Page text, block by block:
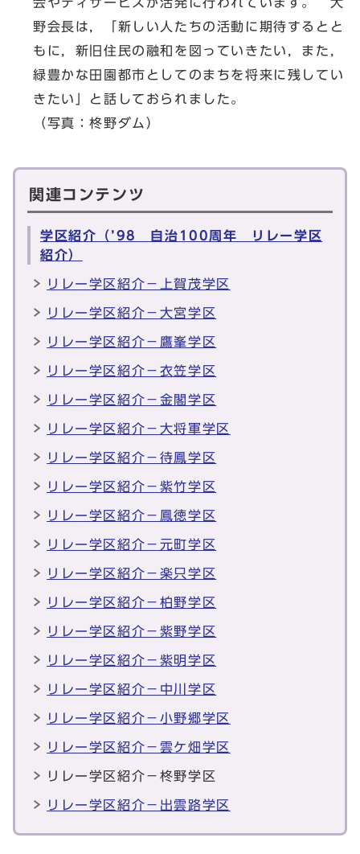
野会長は，「新しい人たちの活動に期待するとと
もに，新旧住民の融和を図っていきたい，また，
緑豊かな田園都市としてのまちを将来に残してい
きたい」と話しておられました。
（写真：柊野ダム）
関連コンテンツ
学区紹介（’98 自治100周年 リレー学区
紹介）
リレー学区紹介－上賀茂学区
リレー学区紹介－大宮学区
リレー学区紹介－鷹峯学区
リレー学区紹介－衣笠学区
リレー学区紹介－金閣学区
リレー学区紹介－大将軍学区
リレー学区紹介－待鳳学区
リレー学区紹介－紫竹学区
リレー学区紹介－鳳徳学区
リレー学区紹介－元町学区
リレー学区紹介－楽只学区
リレー学区紹介－柏野学区
リレー学区紹介－紫野学区
リレー学区紹介－紫明学区
リレー学区紹介－中川学区
リレー学区紹介－小野郷学区
リレー学区紹介－雲ケ畑学区
リレー学区紹介－柊野学区
リレー学区紹介－出雲路学区